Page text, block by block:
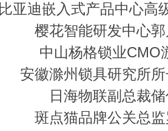
比亚迪嵌入式产品中心高
樱花智能研发中心
中山杨格锁业CMO
安徽滁州锁具研究所
日海物联副总裁
斑点猫品牌公关总